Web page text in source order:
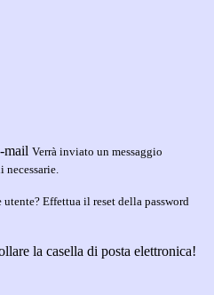
mail Verrà inviato un messaggio
Effettua il reset della password
la casella di posta elettronica!